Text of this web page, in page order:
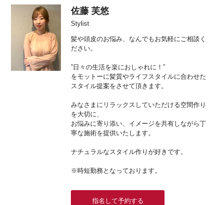
佐藤 芙悠
Stylist
髪や頭皮のお悩み、なんでもお気軽にご相談く
ださい。
”日々の生活を楽におしゃれに！”
をモットーに髪質やライフスタイルに合わせた
スタイル提案をさせて頂きます。
みなさまにリラックスしていただける空間作り
を大切に、
お悩みに寄り添い、イメージを共有しながら丁
寧な施術を提供いたします。
ナチュラルなスタイル作りが好きです。
※時短勤務となっております。
指名して予約する